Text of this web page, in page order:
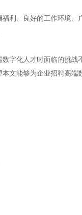
利、良好的工作环境、
字化人才时面临的挑战
文能够为企业招聘高端